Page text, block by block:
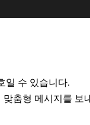
일 수 있습니다.
춤형 메시지를 보